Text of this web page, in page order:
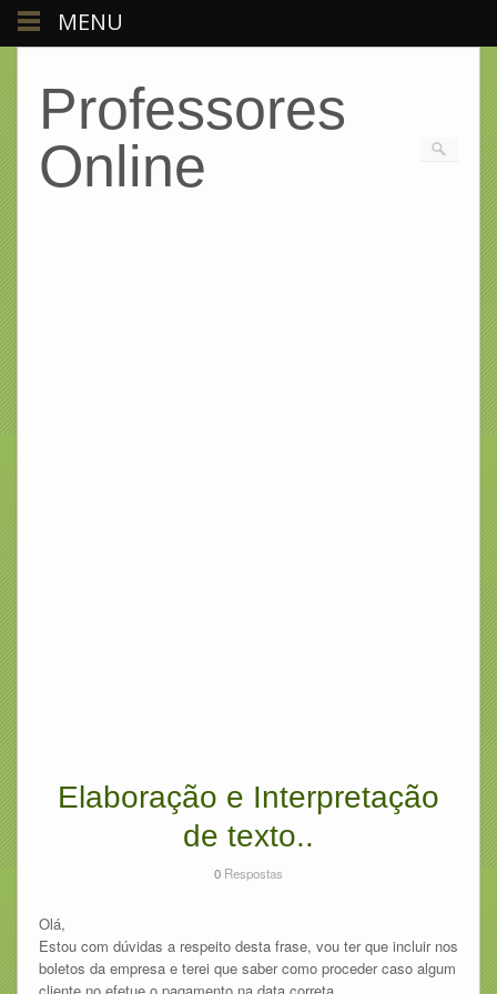
Professores
Online
Elaboração e Interpretação
de texto..
0 Respostas
Olá,
Estou com dúvidas a respeito desta frase, vou ter que incluir nos
boletos da empresa e terei que saber como proceder caso algum
MENU